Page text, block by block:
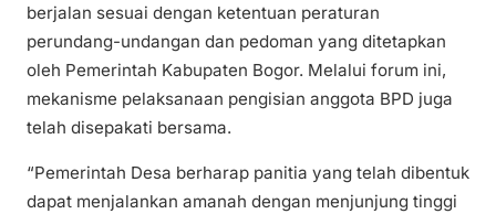
berjalan sesuai dengan ketentuan peraturan
perundang-undangan dan pedoman yang ditetapkan
oleh Pemerintah Kabupaten Bogor. Melalui forum ini,
mekanisme pelaksanaan pengisian anggota BPD juga
telah disepakati bersama.
“Pemerintah Desa berharap panitia yang telah dibentuk
dapat menjalankan amanah dengan menjunjung tinggi